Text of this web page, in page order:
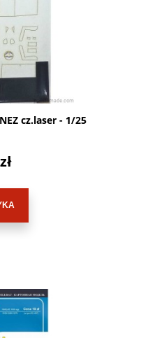
cz.laser - 1/25